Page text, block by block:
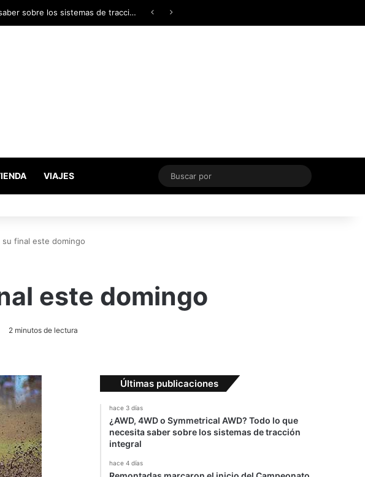
de Kartismo
VIAJES
Buscar
por
final este domingo
este domingo
2 minutos de lectura
Últimas publicaciones
hace 3 días
¿AWD, 4WD o Symmetrical AWD? Todo lo que
necesita saber sobre los sistemas de tracción
integral
hace 4 días